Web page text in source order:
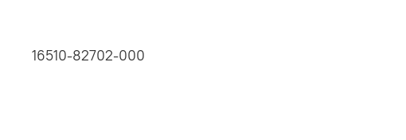
16510-82702-000